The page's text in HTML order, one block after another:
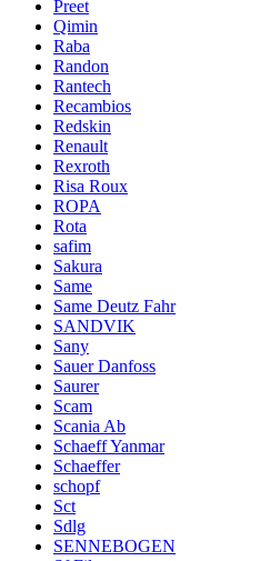
Preet
Qimin
Raba
Randon
Rantech
Recambios
Redskin
Renault
Rexroth
Risa Roux
ROPA
Rota
safim
Sakura
Same
Same Deutz Fahr
SANDVIK
Sany
Sauer Danfoss
Saurer
Scam
Scania Ab
Schaeff Yanmar
Schaeffer
schopf
Sct
Sdlg
SENNEBOGEN